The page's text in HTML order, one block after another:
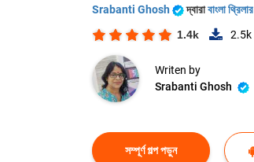
Srabanti Ghosh দ্বারাবাংলা থ্রিলার
1.4k 2.5k
Writen by
Srabanti Ghosh
সম্পূর্ণ গল্প পড়ুন